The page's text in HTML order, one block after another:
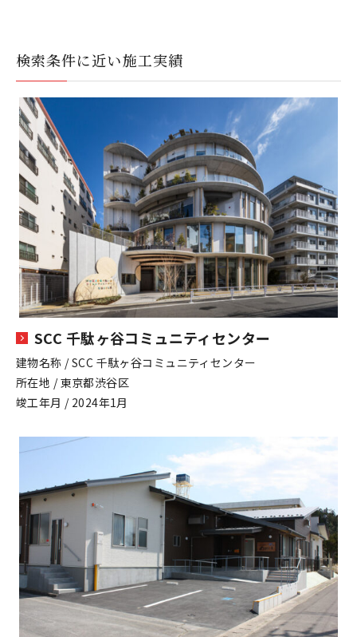
検索条件に近い施工実績
SCC 千駄ヶ谷コミュニティセンター
建物名称 / SCC 千駄ヶ谷コミュニティセンター
所在地 / 東京都渋谷区
竣工年月 / 2024年1月